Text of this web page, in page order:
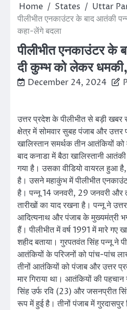
Home States
Uttar
पीलीभीत एनकाउंटर के बाद आतंकी
कहा-लेंगे बदला
पीलीभीत एनकाउंटर के
दी कुम्भ को लेकर
December 24, 2024
उत्तर प्रदेश के पीलीभीत से बड़ी
क्षेत्र में सोमवार सुबह पंजाब और
खालिस्तान समर्थक तीन आतंकियों
बाद कनाडा में बैठा खालिस्तानी
गया है। उसका वीडियो वायरल हुआ
है। उसने महाकुंभ में पीलीभीत
है। पन्नू 14 जनवरी, 29 जनवरी और
तारीखों का याद रखना है। पन्नू ने
आदित्यनाथ और पंजाब के मुख्यमंत्री
हैं। पीलीभीत में वर्ष 1991 में मारे गए
शहीद बताया। गुरपतवंत सिंह पन्नू ने
आतंकियों के परिजनों को पांच-पांच
तीनों आतंकियों को पंजाब और उत्तर
मार गिराया था। आतंकियों की
सिंह उर्फ रवि (23) और जसनप्रीत
रूप में हुई है। तीनों पंजाब में